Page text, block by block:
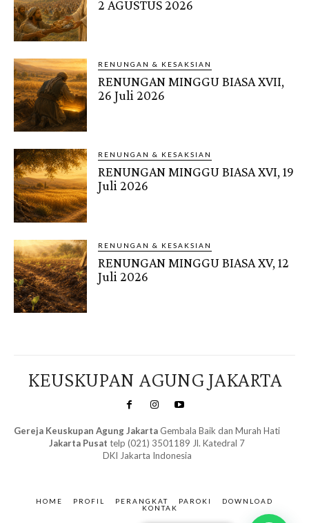
2 AGUSTUS 2026
RENUNGAN & KESAKSIAN
RENUNGAN MINGGU BIASA XVII,
26 Juli 2026
RENUNGAN & KESAKSIAN
RENUNGAN MINGGU BIASA XVI, 19
Juli 2026
RENUNGAN & KESAKSIAN
RENUNGAN MINGGU BIASA XV, 12
Juli 2026
KEUSKUPAN AGUNG JAKARTA
Gereja Keuskupan Agung Jakarta Gembala Baik dan Murah Hati
Jakarta Pusat telp (021) 3501189 Jl. Katedral 7
DKI Jakarta Indonesia
HOME PROFIL PERANGKAT PAROKI
DOWNLOAD
KONTAK